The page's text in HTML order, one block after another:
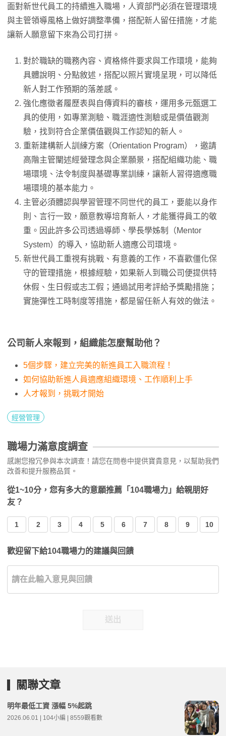
面對新世代員工的持續進入職場，人資部門必須在管理環境
與主管領導風格上做好調整準備，搭配新人留任措施，才能
讓新人願意留下來為公司打拼。
對於職缺的職務內容、資格條件要求與工作環境，能夠
具體說明、分點敘述，搭配以照片實境呈現，可以降低
新人對工作預期的落差感。
強化應徵者履歷表與自傳資料的審核，運用多元甄選工
具的使用，如專業測驗、職涯適性測驗或是價值觀測
驗，找到符合企業價值觀與工作認知的新人。
重新建構新人訓練方案（Orientation Program），邀請
高階主管闡述經營理念與企業願景，搭配組織功能、職
場環境、法令制度與基礎專業訓練，讓新人習得適應職
場環境的基本能力。
主管必須體認與學習管理不同世代的員工，要能以身作
則、言行一致，願意教導培育新人，才能獲得員工的敬
重。因此許多公司透過導師、學長學姊制（Mentor
System）的導入，協助新人適應公司環境。
新世代員工重視有挑戰、有意義的工作，不喜歡僵化保
守的管理措施，根據經驗，如果新人到職公司便提供特
休假、生日假或志工假；通過試用考評給予獎勵措施；
實施彈性工時制度等措施，都是留任新人有效的做法。
公司新人來報到，組織能怎麼幫助他？
5個步驟，建立完美的新進員工入職流程！
如何協助新進人員適應組織環境、工作順利上手
人才報到，挑戰才開始
經營管理
職場力滿意度調查
感謝您撥冗參與本次調查！請您在問卷中提供寶貴意見，以幫助我們
改善和提升服務品質。
從1~10分，您有多大的意願推薦「104職場力」給親朋好
友？
1 2 3 4 5 6 7 8 9 10
歡迎留下給104職場力的建議與回饋
送出
關聯文章
明年最低工資 漲幅 5%起跳
2026.06.01 | 104小編 | 8559觀看數